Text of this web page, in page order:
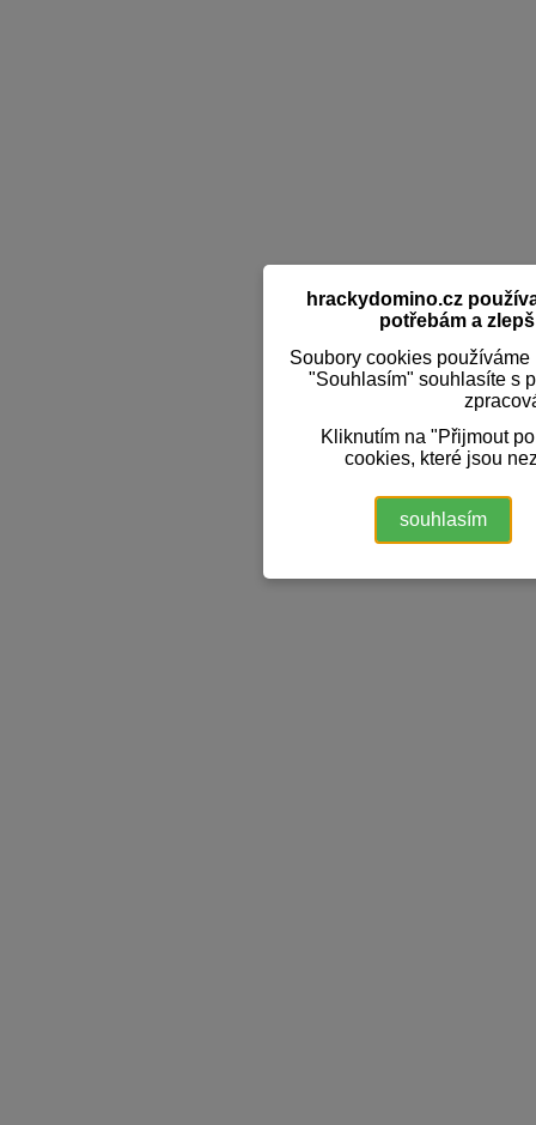
hrackydomino.cz
potřebám a
Soubory cookies
"Souhlasím" souhlasíte s
Kliknutím na "Přijmout
cookies, které jsou
souhlasím